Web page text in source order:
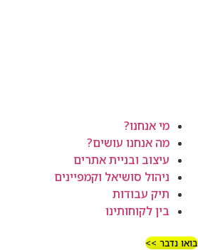
מי אנחנו?
מה אנחנו עושים?
עיצוב ובניית אתרים
ניהול סושיאל וקמפיינים
תיק עבודות
בין לקוחותינו
בואו נדבר >>